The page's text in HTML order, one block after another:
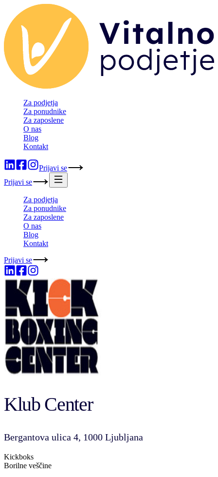
Za podjetja
Za ponudnike
Za zaposlene
O nas
Blog
Kontakt
Prijavi se
Prijavi se
Za podjetja
Za ponudnike
Za zaposlene
O nas
Blog
Kontakt
Prijavi se
Klub Center
Bergantova ulica 4, 1000 Ljubljana
Kickboks
Borilne veščine